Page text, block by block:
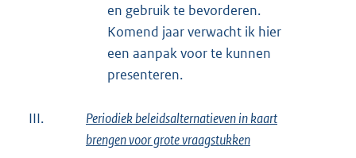
en gebruik te bevorderen.
Komend jaar verwacht ik hier
een aanpak voor te kunnen
presenteren.
III.
Periodiek beleidsalternatieven in kaart
brengen voor grote vraagstukken